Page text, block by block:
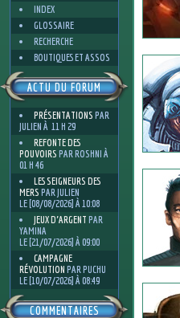
INDEX
GLOSSAIRE
RECHERCHE
BOUTIQUES ET ASSOS
ACTU DU FORUM
PRÉSENTATIONS PAR
JULIEN À 11 H 29
REFONTE DES
POUVOIRS PAR ROSHNI À
01 H 46
LES SEIGNEURS DES
MERS PAR JULIEN
LE [08/08/2026] À 10:08
JEUX D'ARGENT PAR
YAMINA
LE [21/07/2026] À 09:00
CAMPAGNE
RÉVOLUTION PAR PUCHU
LE [10/07/2026] À 08:49
COMMENTAIRES